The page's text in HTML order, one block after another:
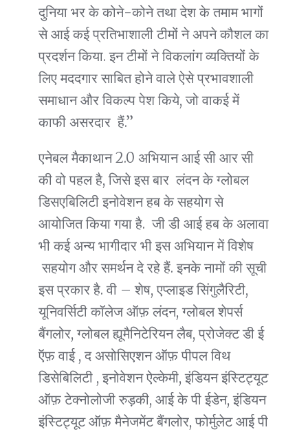
दुनिया भर के कोने-कोने तथा देश के तमाम भागों
से आई कई प्रतिभाशाली टीमों ने अपने कौशल का
प्रदर्शन किया. इन टीमों ने विकलांग व्यक्तियों के
लिए मददगार साबित होने वाले ऐसे प्रभावशाली
समाधान और विकल्प पेश किये, जो वाकई में
काफी असरदार हैं.’’
एनेबल मैकाथान 2.0 अभियान आई सी आर सी
की वो पहल है, जिसे इस बार लंदन के ग्लोबल
डिसएबिलिटी इनोवेशन हब के सहयोग से
आयोजित किया गया है. जी डी आई हब के अलावा
भी कई अन्य भागीदार भी इस अभियान में विशेष
सहयोग और समर्थन दे रहे हैं. इनके नामों की सूची
इस प्रकार है. वी – शेष, एप्लाइड सिंगुलैरिटी,
यूनिवर्सिटी कॉलेज ऑफ़ लंदन, ग्लोबल शेपर्स
बैंगलोर, ग्लोबल ह्यूमैनिटेरियन लैब, प्रोजेक्ट डी ई
ऍफ़ वाई , द असोसिएशन ऑफ़ पीपल विथ
डिसेबिलिटी , इनोवेशन ऐल्केमी, इंडियन इंस्टिट्यूट
ऑफ़ टेक्नोलोजी रुड़की, आई के पी ईडेन, इंडियन
इंस्टिट्यूट ऑफ़ मैनेजमेंट बैंगलोर, फोर्मुलेट आई पी